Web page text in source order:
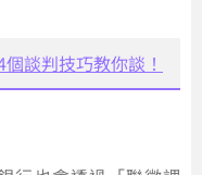
談判技巧教你談！